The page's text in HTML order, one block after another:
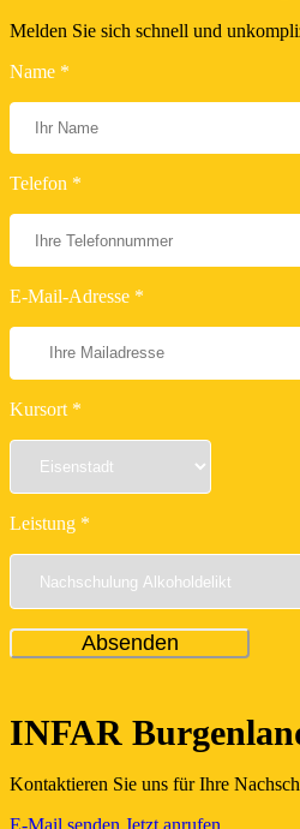
Melden Sie sich schnell und
Name *
Telefon *
E-Mail-Adresse *
Kursort *
Leistung *
INFAR
Kontaktieren Sie uns für Ihre
E-Mail senden Jetzt anrufen